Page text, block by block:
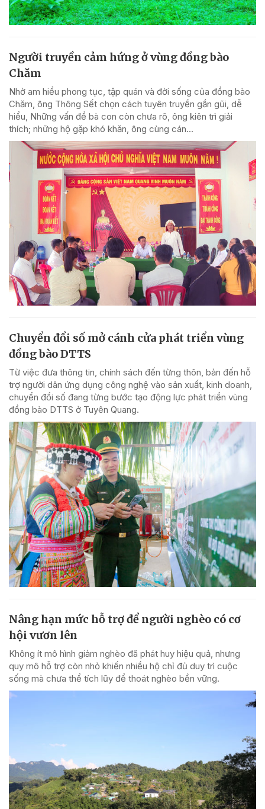
Người truyền cảm hứng ở vùng đồng bào
Chăm
Nhờ am hiểu phong tục, tập quán và đời sống của đồng bào
Chăm, ông Thông Sết chọn cách tuyên truyền gần gũi, dễ
hiểu, Những vấn đề bà con còn chưa rõ, ông kiên trì giải
thích; những hộ gặp khó khăn, ông cùng cán...
Chuyển đổi số mở cánh cửa phát triển vùng
đồng bào DTTS
Từ việc đưa thông tin, chính sách đến từng thôn, bản đến hỗ
trợ người dân ứng dụng công nghệ vào sản xuất, kinh doanh,
chuyển đổi số đang từng bước tạo động lực phát triển vùng
đồng bào DTTS ở Tuyên Quang.
Nâng hạn mức hỗ trợ để người nghèo có cơ
hội vươn lên
Không ít mô hình giảm nghèo đã phát huy hiệu quả, nhưng
quy mô hỗ trợ còn nhỏ khiến nhiều hộ chỉ đủ duy trì cuộc
sống mà chưa thể tích lũy để thoát nghèo bền vững.